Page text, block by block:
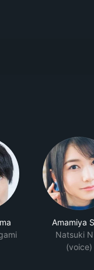
Amamiya
Natsuki
(voice)